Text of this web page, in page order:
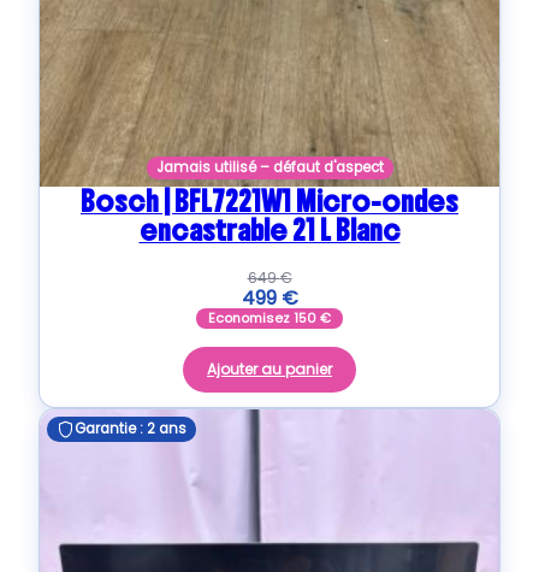
Jamais utilisé – défaut d'aspect
Bosch | BFL7221W1 Micro-ondes
encastrable 21 L Blanc
649€
499 €
Economisez150€
Ajouter au panier
Garantie : 2 ans